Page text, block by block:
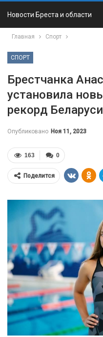
Новости Бреста и области
Главная Спорт
СПОРТ
Брестчанка
установила
рекорд
Опубликовано Ноя 11, 2023
0
163
Поделится